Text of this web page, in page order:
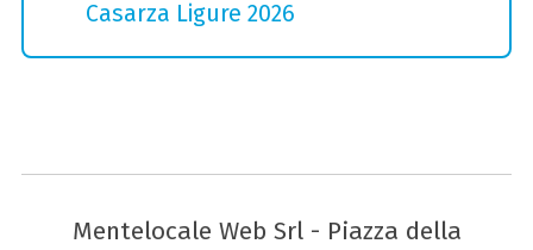
Casarza Ligure 2026
Mentelocale Web Srl - Piazza della